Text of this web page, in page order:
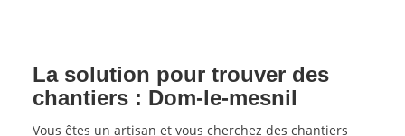
La solution pour trouver des
chantiers : Dom-le-mesnil
Vous êtes un artisan et vous cherchez des chantiers